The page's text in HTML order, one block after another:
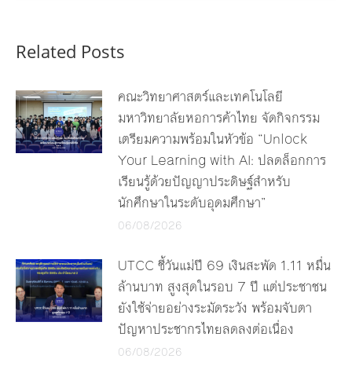
Related Posts
คณะวิทยาศาสตร์และเทคโนโลยี
มหาวิทยาลัยหอการค้าไทย จัดกิจกรรม
เตรียมความพร้อมในหัวข้อ “Unlock
Your Learning with AI: ปลดล็อกการ
เรียนรู้ด้วยปัญญาประดิษฐ์สำหรับ
นักศึกษาในระดับอุดมศึกษา”
06/08/2026
UTCC ชี้วันแม่ปี 69 เงินสะพัด 1.11 หมื่น
ล้านบาท สูงสุดในรอบ 7 ปี แต่ประชาชน
ยังใช้จ่ายอย่างระมัดระวัง พร้อมจับตา
ปัญหาประชากรไทยลดลงต่อเนื่อง
06/08/2026